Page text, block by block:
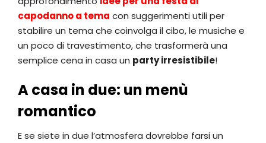
capodanno a tema con suggerimenti utili per
stabilire un tema che coinvolga il cibo, le musiche e
un poco di travestimento, che trasformerà una
semplice cena in casa un party irresistibile!
A casa in due: un menù
romantico
E se siete in due l’atmosfera dovrebbe farsi un